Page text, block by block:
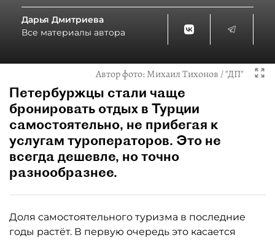
Дарья Дмитриева
Все материалы автора
Автор фото:Михаил Тихонов / "ДП"
Петербуржцы стали чаще
бронировать отдых в Турции
самостоятельно, не прибегая к
услугам туроператоров. Это не
всегда дешевле, но точно
разнообразнее.
Доля самостоятельного туризма в последние
годы растёт. В первую очередь это касается